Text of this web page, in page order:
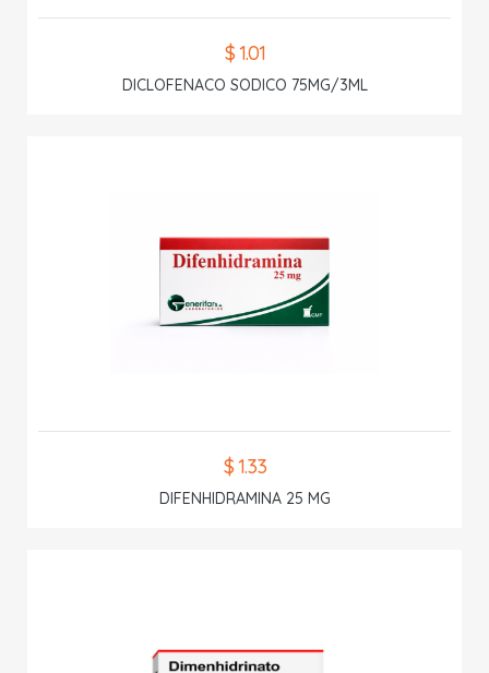
$ 1.01
DICLOFENACO SODICO 75MG/3ML
$ 1.33
DIFENHIDRAMINA 25 MG